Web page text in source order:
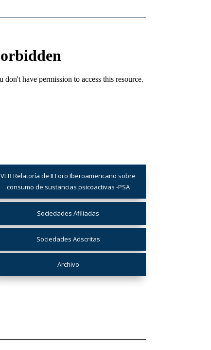
VER Relatoría de II Foro Iberoamericano sobre
consumo de sustancias psicoactivas -PSA
Sociedades Afiliadas
Sociedades Adscritas
Archivo